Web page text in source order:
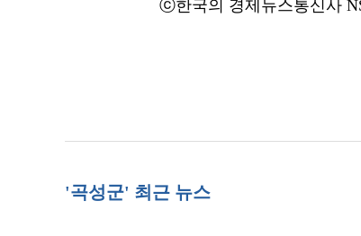
ⓒ한국의 경제뉴스통신사
'곡성군' 최근 뉴스